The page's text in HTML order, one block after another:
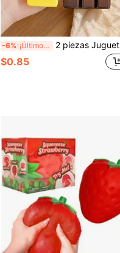
-6% ¡Últimos 3 días 2 piezas Juguetes de apretar de mantequilla y chocolate de rebote lento - Juguetes sensoriales de comida realista, adecuados para adultos, material TPR, coleccionables de chocolate lindos, pequeños regalos de fiesta de cumpleaños y regalos sorpresa, juguetes sensoriales, rellenos de bolsas de regalos de fiesta, calamar de goma, juguetes de viaje, suaves y esponjosos, decoración de jardín al aire libre, ventilador, decoración de habitación, regalos para maestros, decoración de boda, accesorios de vacaciones, muebles de jardín, jardín, DIY, decoración de dormitorio, decoración de cocina, artículos esenciales de dormitorio, sala de almacenamiento, decoración navideña, artículos esenciales de viaje, suministros para despedida de soltera, accesorios de escritorio de oficina, decoración del hogar
$0.85